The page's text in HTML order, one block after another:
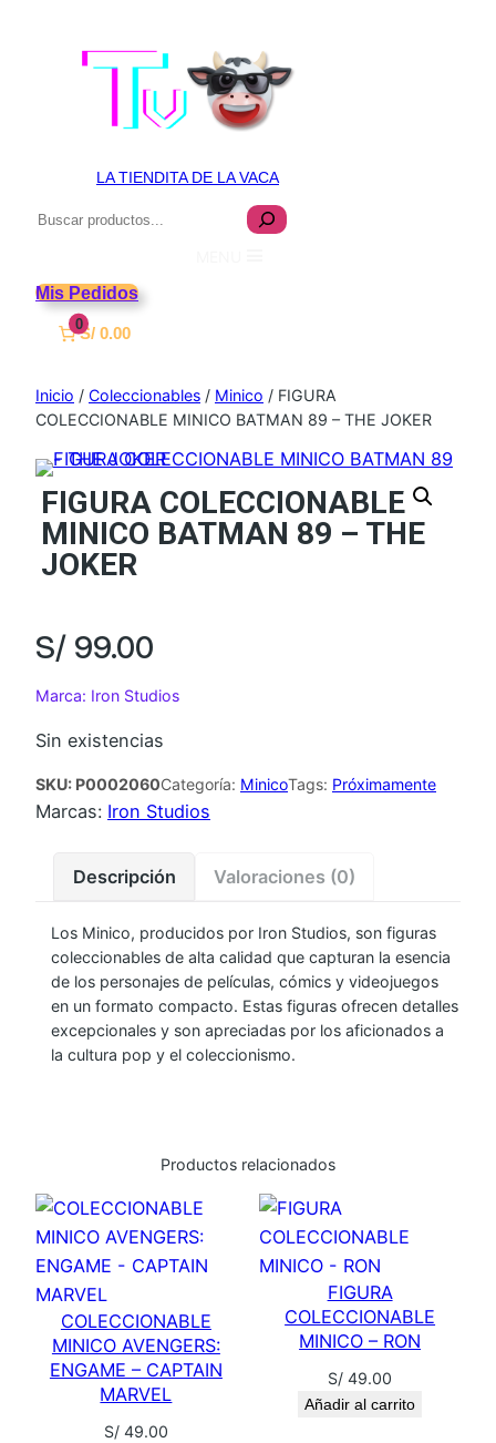
LA TIENDITA DE LA VACA
Buscar
Mis Pedidos
0
S/ 0.00
Inicio / Coleccionables / Minico / FIGURA
COLECCIONABLE MINICO BATMAN 89 – THE JOKER
FIGURA COLECCIONABLE
MINICO BATMAN 89 – THE
JOKER
S/ 99.00
Marca: Iron Studios
Sin existencias
SKU: P0002060Categoría: MinicoTags: Próximamente
Marcas: Iron Studios
Descripción Valoraciones (0)
Los Minico, producidos por Iron Studios, son figuras
coleccionables de alta calidad que capturan la esencia
de los personajes de películas, cómics y videojuegos
en un formato compacto. Estas figuras ofrecen detalles
excepcionales y son apreciadas por los aficionados a
la cultura pop y el coleccionismo.
Productos relacionados
COLECCIONABLE
MINICO AVENGERS:
ENGAME – CAPTAIN
MARVEL
S/49.00
FIGURA
COLECCIONABLE
MINICO – RON
S/ 49.00
Añadir al carrito